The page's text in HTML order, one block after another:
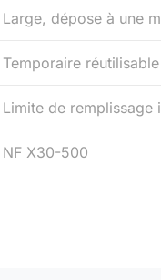
Large, dépose à une
Temporaire
Limite de remplissage
NF X30-500